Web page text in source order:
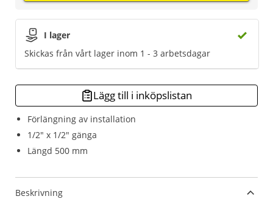
Förlängning av installation
1/2" x 1/2" gänga
Längd 500 mm
I lager
Skickas från vårt lager inom 1 - 3 arbetsdagar
Lägg till i inköpslistan
Beskrivning